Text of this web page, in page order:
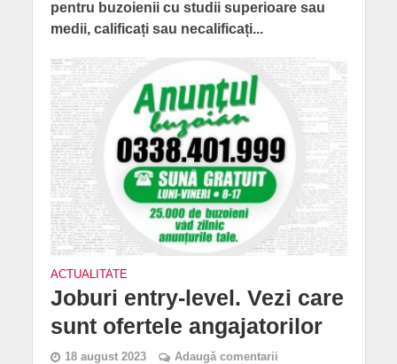
pentru buzoienii cu studii superioare sau
medii, calificați sau necalificați...
ACTUALITATE
Joburi entry-level. Vezi care
sunt ofertele angajatorilor
18 august 2023 Adaugă comentarii